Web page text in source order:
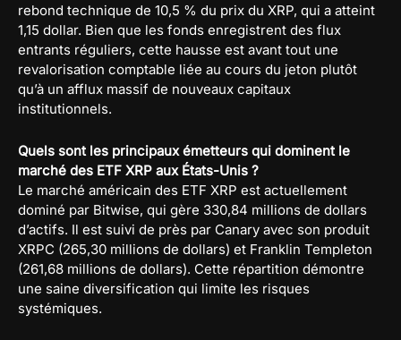
rebond technique de 10,5 % du prix du XRP, qui a atteint
1,15 dollar. Bien que les fonds enregistrent des flux
entrants réguliers, cette hausse est avant tout une
revalorisation comptable liée au cours du jeton plutôt
qu’à un afflux massif de nouveaux capitaux
institutionnels.
Quels sont les principaux émetteurs qui dominent le
marché des ETF XRP aux États-Unis ?
Le marché américain des ETF XRP est actuellement
dominé par Bitwise, qui gère 330,84 millions de dollars
d’actifs. Il est suivi de près par Canary avec son produit
XRPC (265,30 millions de dollars) et Franklin Templeton
(261,68 millions de dollars). Cette répartition démontre
une saine diversification qui limite les risques
systémiques.